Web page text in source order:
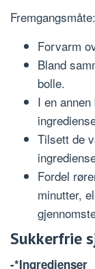
Fremgangsmåte:
Forvarm
Bland
bolle.
I en
Tilsett de
Fordel
minutter,
Sukkerfrie
-*Ingredienser